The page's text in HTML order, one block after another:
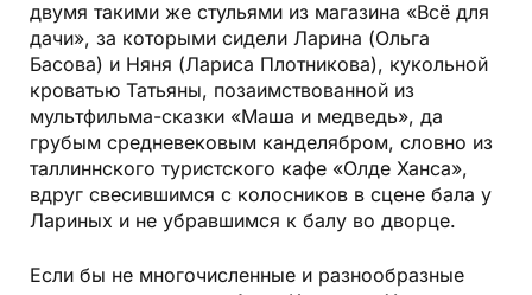
двумя такими же стульями из магазина «Всё для
дачи», за которыми сидели Ларина (Ольга
Басова) и Няня (Лариса Плотникова), кукольной
кроватью Татьяны, позаимствованной из
мультфильма-сказки «Маша и медведь», да
грубым средневековым канделябром, словно из
таллиннского туристского кафе «Олде Ханса»,
вдруг свесившимся с колосников в сцене бала у
Лариных и не убравшимся к балу во дворце.
Если бы не многочисленные и разнообразные